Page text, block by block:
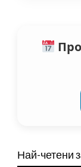
Най-четени